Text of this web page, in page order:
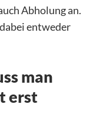
Abholung an.
entweder
man
erst